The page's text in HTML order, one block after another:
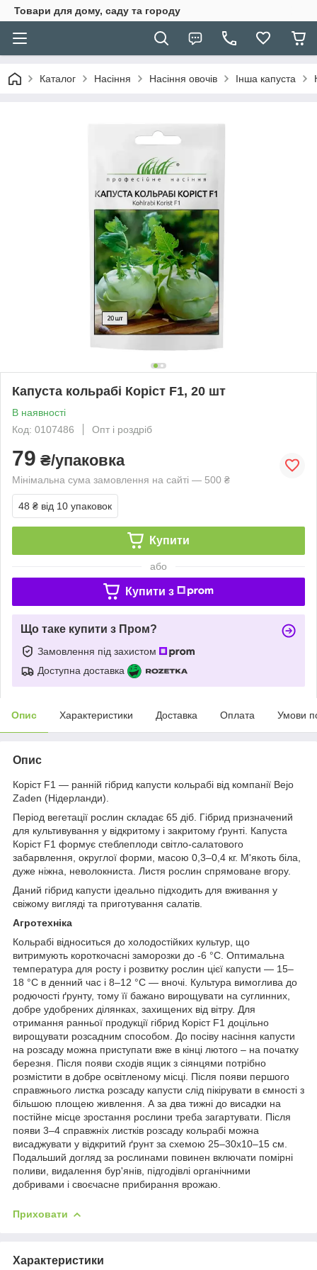
Товари для дому, саду та городу
Каталог Насіння Насіння овочів Інша капуста
Капуста кольрабі Коріст F1, 20 шт
В наявності
Код: 0107486
Опт і роздріб
79 ₴/упаковка
Мінімальна сума замовлення на сайті — 500 ₴
48 ₴ від 10 упаковок
Купити
або
Купити з
Що таке купити з Пром?
Замовлення під захистом
Доступна доставка
Опис Характеристики Доставка Оплата Умови
Опис
Коріст F1 — ранній гібрид капусти кольрабі від компанії Bejo
Zaden (Нідерланди).
Період вегетації рослин складає 65 діб. Гібрид призначений
для культивування у відкритому і закритому ґрунті. Капуста
Коріст F1 формує стеблеплоди світло-салатового
забарвлення, округлої форми, масою 0,3–0,4 кг. М'якоть біла,
дуже ніжна, неволокниста. Листя рослин спрямоване вгору.
Даний гібрид капусти ідеально підходить для вживання у
свіжому вигляді та приготування салатів.
Агротехніка
Кольрабі відноситься до холодостійких культур, що
витримують короткочасні заморозки до -6 °С. Оптимальна
температура для росту і розвитку рослин цієї капусти — 15–
18 °С в денний час і 8–12 °С — вночі. Культура вимоглива до
родючості ґрунту, тому її бажано вирощувати на суглинних,
добре удобрених ділянках, захищених від вітру. Для
отримання ранньої продукції гібрид Коріст F1 доцільно
вирощувати розсадним способом. До посіву насіння капусти
на розсаду можна приступати вже в кінці лютого – на початку
березня. Після появи сходів ящик з сіянцями потрібно
розмістити в добре освітленому місці. Після появи першого
справжнього листка розсаду капусти слід пікірувати в ємності з
більшою площею живлення. А за два тижні до висадки на
постійне місце зростання рослини треба загартувати. Після
появи 3–4 справжніх листків розсаду кольрабі можна
висаджувати у відкритий ґрунт за схемою 25–30х10–15 см.
Подальший догляд за рослинами повинен включати помірні
поливи, видалення бур'янів, підгодівлі органічними
добривами і своєчасне прибирання врожаю.
Приховати
Характеристики